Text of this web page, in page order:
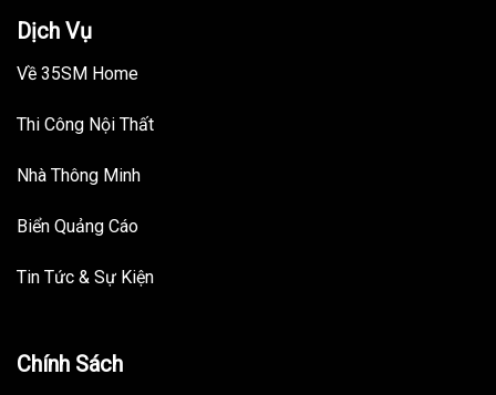
Dịch Vụ
Về 35SM Home
Thi Công Nội Thất
Nhà Thông Minh
Biển Quảng Cáo
Tin Tức & Sự Kiện
Chính Sách